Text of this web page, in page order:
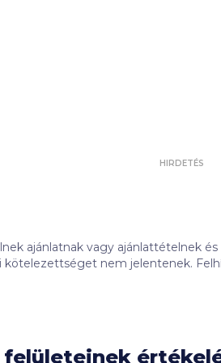
HIRDETÉS
ajánlatnak vagy ajánlattételnek
figyelmét, hogy a kalkulátorban szereplő banki ajánlatok
tartalma (így különösen: a
felületeinek